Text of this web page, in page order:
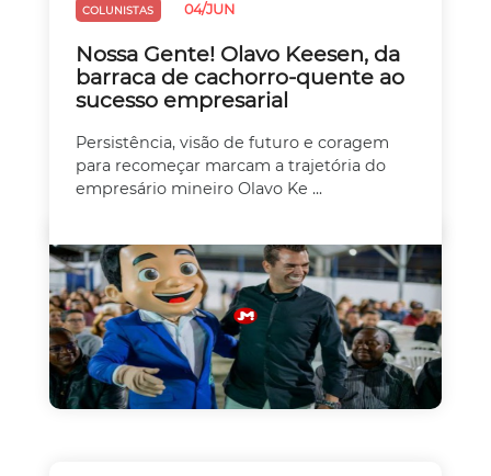
COLUNISTAS 04/JUN
Nossa Gente! Olavo Keesen, da
barraca de cachorro-quente ao
sucesso empresarial
Persistência, visão de futuro e coragem
para recomeçar marcam a trajetória do
empresário mineiro Olavo Ke ...